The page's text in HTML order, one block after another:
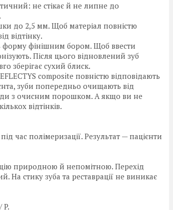
не стікає й не липне до
до 2,5 мм. Щоб матеріал повністю
відтінку.
форму фінішним бором. Щоб ввести
Після цього відновлений зуб
зберігає сухий блиск.
composite повністю відповідають
зуби попередньо очищають від
з очисним порошком. А якщо ви не
відтінків.
час полімеризації. Результат — пацієнти
природною й непомітною. Перехід
На стику зуба та реставрації не виникає
P.